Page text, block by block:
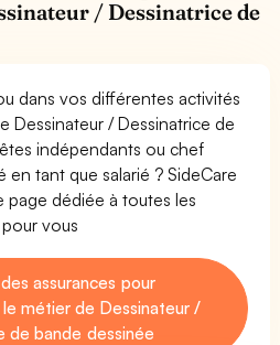
/ Dessinatrice de
dans vos différentes activités
Dessinateur / Dessinatrice de
indépendants ou chef
en tant que salarié ? SideCare
page dédiée à toutes les
vous
assurances pour
métier de Dessinateur /
de bande dessinée